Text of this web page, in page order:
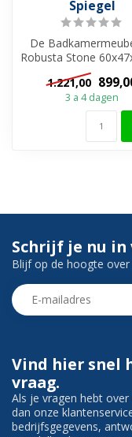
Spiegel
De
Robusta Stone
van het merk SaniPro
trendy...
1.221,00
3 a 4 dagen
Vind hier snel
vraag.
Als je vragen hebt
dan onze
bedrijfsgegevens,
Schrijf je nu in
Blijf op de hoogte